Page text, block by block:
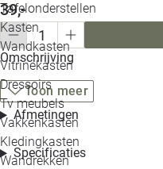
Tafelonderstellen
Kasten
Wandkasten
Vitrinekasten
Dressoirs
Tv meubels
Vakkenkasten
Kledingkasten
Wandrekken
39,-
Omschrijving
Toon meer
Afmetingen
Specificaties